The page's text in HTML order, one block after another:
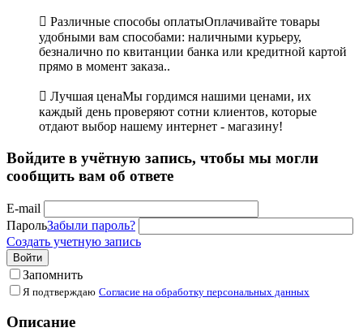
 Различные способы оплатыОплачивайте товары
удобными вам способами: наличными курьеру,
безналично по квитанции банка или кредитной картой
прямо в момент заказа..
 Лучшая ценаМы гордимся нашими ценами, их
каждый день проверяют сотни клиентов, которые
отдают выбор нашему интернет - магазину!
Войдите в учётную запись, чтобы мы могли
сообщить вам об ответе
E-mail
ПарольЗабыли пароль?
Создать учетную запись
Войти
Запомнить
Я подтверждаю Согласие на обработку персональных данных
Описание